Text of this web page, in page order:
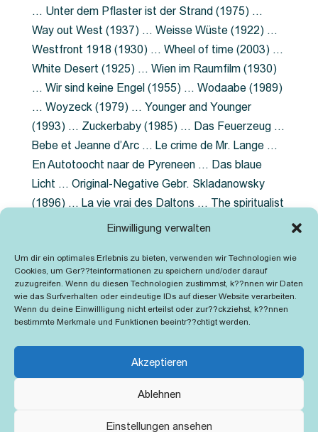
Einwilligung verwalten
Um dir ein optimales Erlebnis zu bieten, verwenden wir Technologien wie
Cookies, um Ger??teinformationen zu speichern und/oder darauf
zuzugreifen. Wenn du diesen Technologien zustimmst, k??nnen wir Daten
wie das Surfverhalten oder eindeutige IDs auf dieser Website verarbeiten.
Wenn du deine Einwillligung nicht erteilst oder zur??ckziehst, k??nnen
bestimmte Merkmale und Funktionen beeintr??chtigt werden.
Akzeptieren
Ablehnen
Einstellungen ansehen
… Unter dem Pflaster ist der Strand (1975) …
Way out West (1937) … Weisse Wüste (1922) …
Westfront 1918 (1930) … Wheel of time (2003) …
White Desert (1925) … Wien im Raumfilm (1930)
… Wir sind keine Engel (1955) … Wodaabe (1989)
… Woyzeck (1979) … Younger and Younger
(1993) … Zuckerbaby (1985) … Das Feuerzeug …
Bebe et Jeanne d’Arc … Le crime de Mr. Lange …
En Autotoocht naar de Pyreneen … Das blaue
Licht … Original-Negative Gebr. Skladanowsky
(1896) … La vie vrai des Daltons … The spiritualist
photographer … Feuer im Fjord … The Song of the
Grubenlampe … Tolstoy … Grün ist die Heide …
Lady Hamilton … Mütter verzaget nicht …
Ruttmann Werbefilme